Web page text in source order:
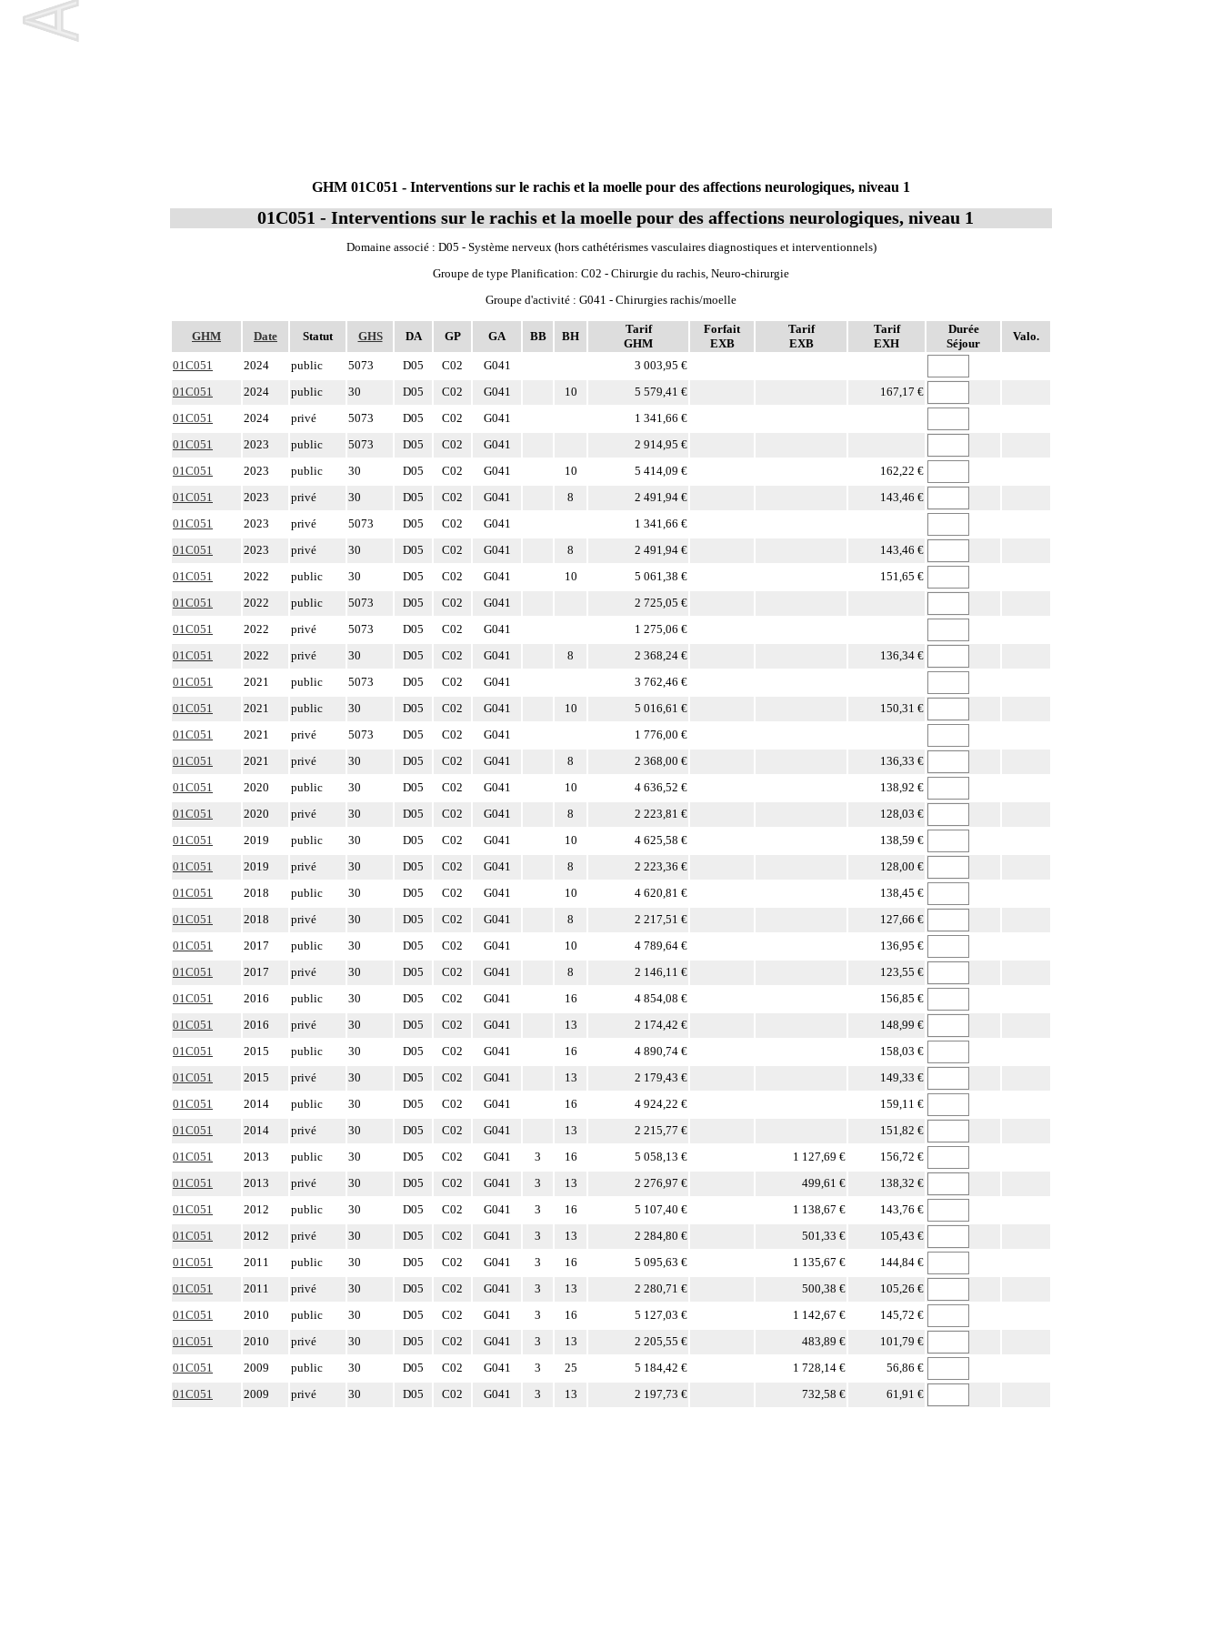
GHM Date Statut GHS DA GP GA BB BH
Tarif
GHM
Forfait
EXB
Tarif
EXB
Tarif
EXH
Durée
Séjour
Valo.
01C051 2024 public 5073 D05 C02 G041
3 003,95 €
01C051
2024 public 30 D05 C02 G041 10 5 579,41 €
167,17 €
01C051
2024 privé 5073 D05 C02 G041
1 341,66 €
01C051
2023 public 5073 D05 C02 G041
2 914,95 €
01C051
2023 public 30 D05 C02 G041 10 5 414,09 €
162,22 €
01C051
2023 privé 30 D05 C02 G041 8 2 491,94 €
143,46 €
01C051
2023 privé 5073 D05 C02 G041
1 341,66 €
01C051
2023 privé 30 D05 C02 G041 8 2 491,94 €
143,46 €
01C051
2022 public 30 D05 C02 G041 10 5 061,38 €
151,65 €
01C051
2022 public 5073 D05 C02 G041
2 725,05 €
01C051
2022 privé 5073 D05 C02 G041
1 275,06 €
01C051
2022 privé 30 D05 C02 G041 8 2 368,24 €
136,34 €
01C051
2021 public 5073 D05 C02 G041
3 762,46 €
01C051
2021 public 30 D05 C02 G041 10 5 016,61 €
150,31 €
01C051
2021 privé 5073 D05 C02 G041
1 776,00 €
01C051
2021 privé 30 D05 C02 G041 8 2 368,00 €
136,33 €
01C051
2020 public 30 D05 C02 G041 10 4 636,52 €
138,92 €
01C051
2020 privé 30 D05 C02 G041 8 2 223,81 €
128,03 €
01C051
2019 public 30 D05 C02 G041 10 4 625,58 €
138,59 €
01C051
2019 privé 30 D05 C02 G041 8 2 223,36 €
128,00 €
01C051
2018 public 30 D05 C02 G041 10 4 620,81 €
138,45 €
01C051
2018 privé 30 D05 C02 G041 8 2 217,51 €
127,66 €
01C051
2017 public 30 D05 C02 G041 10 4 789,64 €
136,95 €
01C051
2017 privé 30 D05 C02 G041 8 2 146,11 €
123,55 €
01C051
2016 public 30 D05 C02 G041 16 4 854,08 €
156,85 €
01C051
2016 privé 30 D05 C02 G041 13 2 174,42 €
148,99 €
01C051
2015 public 30 D05 C02 G041 16 4 890,74 €
158,03 €
01C051
2015 privé 30 D05 C02 G041 13 2 179,43 €
149,33 €
01C051
2014 public 30 D05 C02 G041 16 4 924,22 €
159,11 €
01C051
2014 privé 30 D05 C02 G041 13 2 215,77 €
151,82 €
01C051
2013 public 30 D05 C02 G041 3 16 5 058,13 € 1 127,69 €
156,72 €
01C051
2013 privé 30 D05 C02 G041 3 13 2 276,97 € 499,61 €
138,32 €
01C051
2012 public 30 D05 C02 G041 3 16 5 107,40 € 1 138,67 €
143,76 €
01C051
2012 privé 30 D05 C02 G041 3 13 2 284,80 € 501,33 €
105,43 €
01C051
2011 public 30 D05 C02 G041 3 16 5 095,63 € 1 135,67 €
144,84 €
01C051
2011 privé 30 D05 C02 G041 3 13 2 280,71 € 500,38 €
105,26 €
01C051
2010 public 30 D05 C02 G041 3 16 5 127,03 € 1 142,67 €
145,72 €
01C051
2010 privé 30 D05 C02 G041 3 13 2 205,55 € 483,89 €
101,79 €
01C051
2009 public 30 D05 C02 G041 3 25 5 184,42 € 1 728,14 €
56,86 €
01C051
2009 privé 30 D05 C02 G041 3 13 2 197,73 € 732,58 € 61,91 €
GHM 01C051 - Interventions sur le rachis et la moelle pour des affections neurologiques, niveau 1
01C051 - Interventions sur le rachis et la moelle pour des affections neurologiques, niveau 1
Domaine associé : D05 - Système nerveux (hors cathétérismes vasculaires diagnostiques et interventionnels)
Groupe de type Planification: C02 - Chirurgie du rachis, Neuro-chirurgie
Groupe d'activité : G041 - Chirurgies rachis/moelle